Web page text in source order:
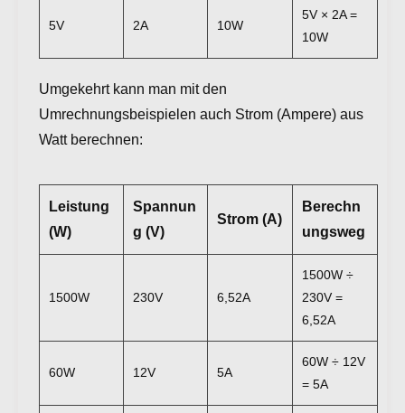
5V 2A 10W
5V × 2A =
10W
Umgekehrt kann man mit den
Umrechnungsbeispielen auch Strom (Ampere) aus
Watt berechnen:
Leistung
(W)
Spannun
g (V)
Strom (A)
Berechn
ungsweg
1500W 230V 6,52A
1500W ÷
230V =
6,52A
60W 12V 5A
60W ÷ 12V
= 5A